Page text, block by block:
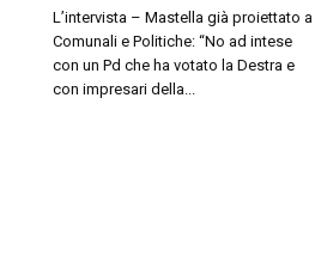
L’intervista – Mastella già proiettato a
Comunali e Politiche: “No ad intese
con un Pd che ha votato la Destra e
con impresari della...